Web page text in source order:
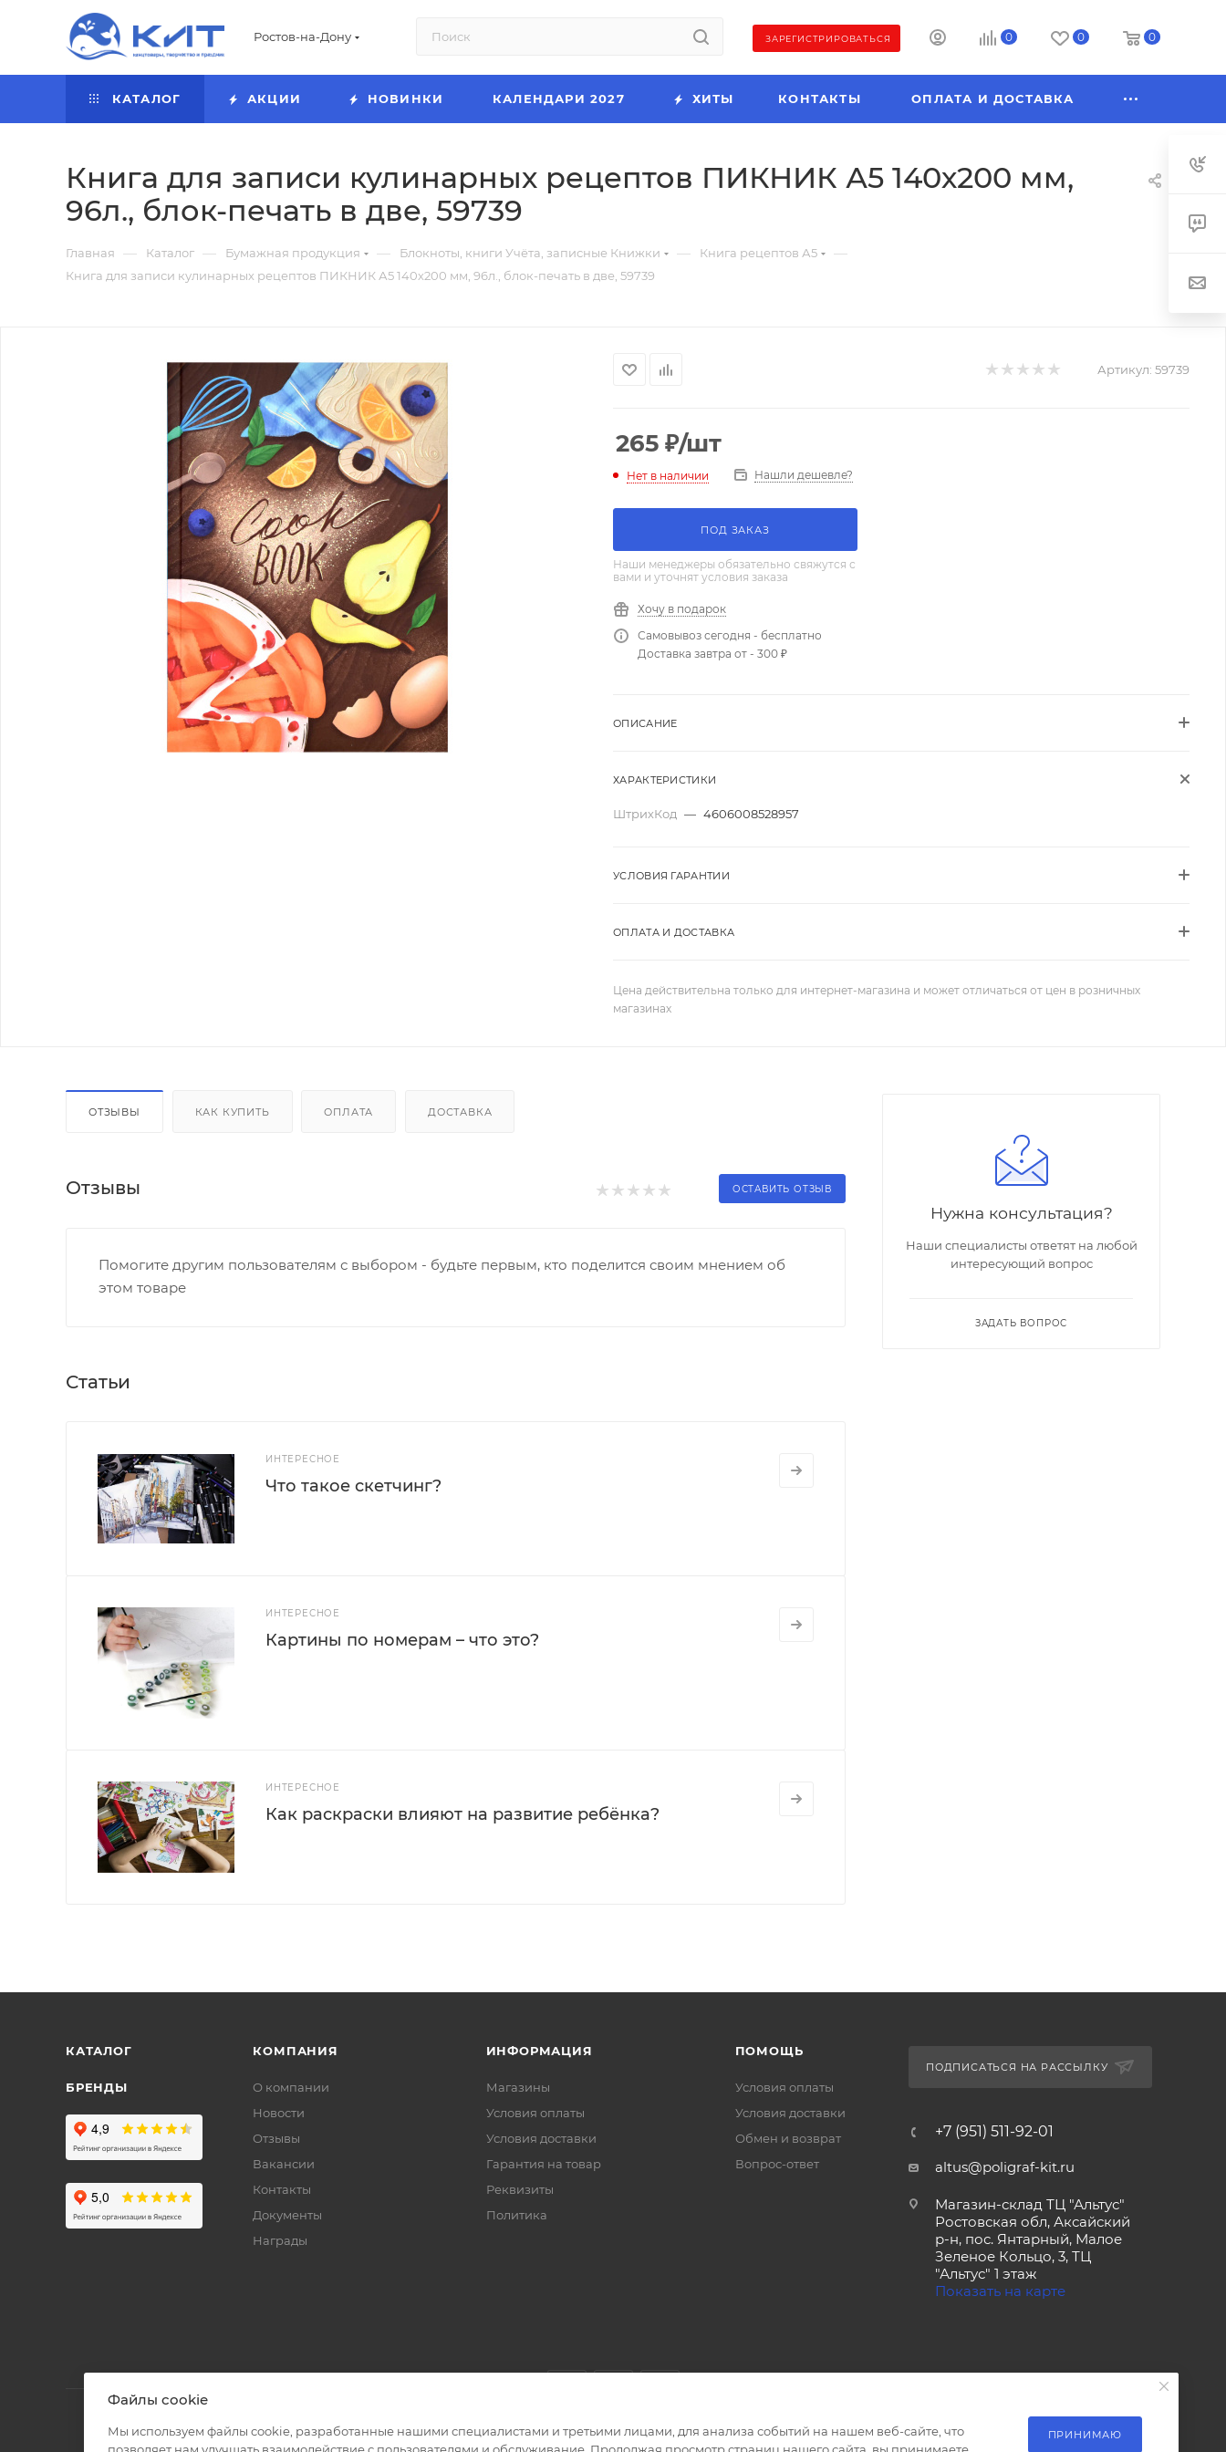
Ростов-на-Дону ЗАРЕГИСТРИРОВАТЬСЯ 0 0 0
КАТАЛОГ АКЦИИ НОВИНКИ КАЛЕНДАРИ 2027 ХИТЫ КОНТАКТЫ ОПЛАТА И ДОСТАВКА
Книга для записи кулинарных рецептов ПИКНИК А5 140х200 мм,
96л., блок-печать в две, 59739
Главная — Каталог — Бумажная продукция — Блокноты, книги Учёта, записные Книжки — Книга рецептов А5 —
Книга для записи кулинарных рецептов ПИКНИК А5 140х200 мм, 96л., блок-печать в две, 59739
Артикул: 59739
265 ₽/шт
Нет в наличии Нашли дешевле?
ПОД ЗАКАЗ
Наши менеджеры обязательно свяжутся с
вами и уточнят условия заказа
Хочу в подарок
Самовывоз сегодня - бесплатно
Доставка завтра от - 300 ₽
ОПИСАНИЕ
ХАРАКТЕРИСТИКИ
ШтрихКод — 4606008528957
УСЛОВИЯ ГАРАНТИИ
ОПЛАТА И ДОСТАВКА
Цена действительна только для интернет-магазина и может отличаться от цен в розничных
магазинах
ОТЗЫВЫ КАК КУПИТЬ ОПЛАТА ДОСТАВКА
Отзывы ОСТАВИТЬ ОТЗЫВ
Помогите другим пользователям с выбором - будьте первым, кто поделится своим мнением об
этом товаре
Статьи
ИНТЕРЕСНОЕ
Что такое скетчинг?
ИНТЕРЕСНОЕ
Картины по номерам – что это?
ИНТЕРЕСНОЕ
Как раскраски влияют на развитие ребёнка?
Нужна консультация?
Наши специалисты ответят на любой
интересующий вопрос
ЗАДАТЬ ВОПРОС
КАТАЛОГ
БРЕНДЫ
КОМПАНИЯ
О компании
Новости
Отзывы
Вакансии
Контакты
Документы
Награды
ИНФОРМАЦИЯ
Магазины
Условия оплаты
Условия доставки
Гарантия на товар
Реквизиты
Политика
ПОМОЩЬ
Условия оплаты
Условия доставки
Обмен и возврат
Вопрос-ответ
ПОДПИСАТЬСЯ НА РАССЫЛКУ
+7 (951) 511-92-01
altus@poligraf-kit.ru
Магазин-склад ТЦ "Альтус"
Ростовская обл, Аксайский
р-н, пос. Янтарный, Малое
Зеленое Кольцо, 3, ТЦ
"Альтус" 1 этаж
Показать на карте
Файлы cookie
Мы используем файлы cookie, разработанные нашими специалистами и третьими лицами, для анализа событий на нашем веб-сайте, что
ПРИНИМАЮ